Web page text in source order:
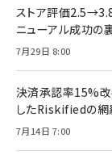
ストア評価2.5→3.8
ニューアル成功の
7月29日 8:00
決済承認率15%改
したRiskifiedの
7月14日 7:00